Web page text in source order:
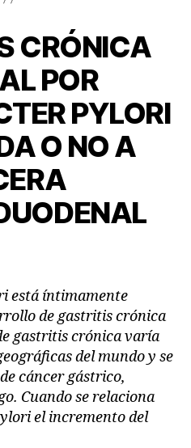
CRÓNICA
POR
PYLORI
O NO A
está íntimamente
de gastritis crónica
gastritis crónica varía
del mundo y se
cáncer gástrico,
Cuando se relaciona
el incremento del